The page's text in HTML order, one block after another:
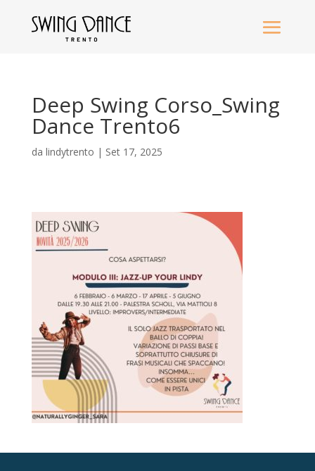
Deep Swing Corso_Swing
Dance Trento6
da lindytrento | Set 17, 2025